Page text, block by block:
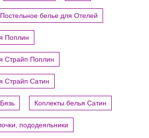
Постельное белье для Отелей
Поплин
Страйп Поплин
Страйп Сатин
Коплекты белья Сатин
пододеяльники